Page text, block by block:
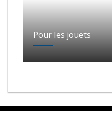
Pour les jouets